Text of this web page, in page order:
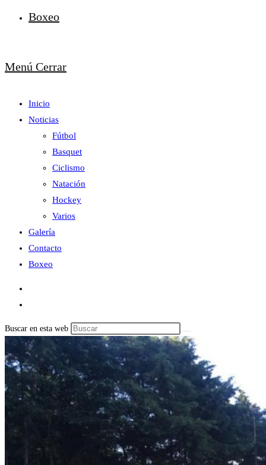
Boxeo
Menú Cerrar
Inicio
Noticias
Fútbol
Basquet
Ciclismo
Natación
Hockey
Varios
Galería
Contacto
Boxeo
Buscar en esta web